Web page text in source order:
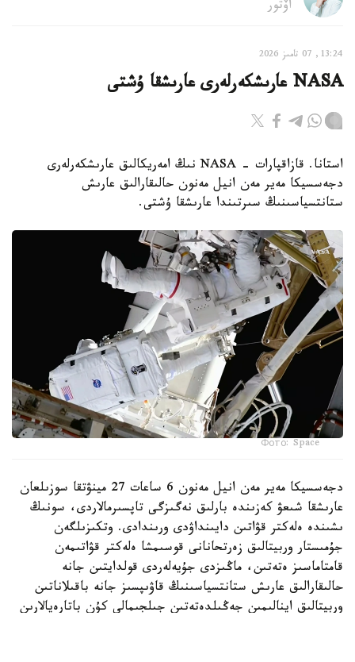
اۆتور
13:24, 07 تامىز 2026
NASA عارىشكەرلەرى عارىشقا ۇشتى
استانا. قازاقپارات - NASA نىڭ امەريكالىق عارىشكەرلەرى
دجەسسيكا مەير مەن انيل مەنون حالىقارالىق عارىش
ستانتسياسىنىڭ سىرتىندا عارىشقا ۇشتى.
Фото: Space
دجەسسيكا مەير مەن انيل مەنون 6 ساعات 27 مينۋتقا سوزىلعان
عارىشقا شىعۋ كەزىندە بارلىق نەگىزگى تاپسىرمالاردى، سونىڭ
ىشىندە ەلەكتر قۋاتىن دايىنداۋدى ورىندادى. وتكىزىلگەن
جۇمىستار وربيتالىق زەرتحانانى قوسىمشا ەلەكتر قۋاتىمەن
قامتاماسىز ەتەتىن، ماڭىزدى جۇيەلەردى قولدايتىن جانە
حالىقارالىق عارىش ستانتسياسىنىڭ قاۋىپسىز جانە باقىلاناتىن
وربيتالىق اينالىمىن جەڭىلدەتەتىن جىلجىمالى كۇن باتارەيالارىن